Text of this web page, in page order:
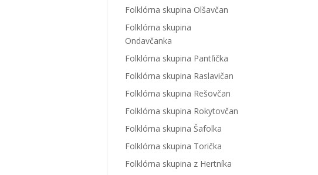
Folklórna skupina Olšavčan
Folklórna skupina
Ondavčanka
Folklórna skupina Pantľička
Folklórna skupina Raslavičan
Folklórna skupina Rešovčan
Folklórna skupina Rokytovčan
Folklórna skupina Šafolka
Folklórna skupina Torička
Folklórna skupina z Hertníka